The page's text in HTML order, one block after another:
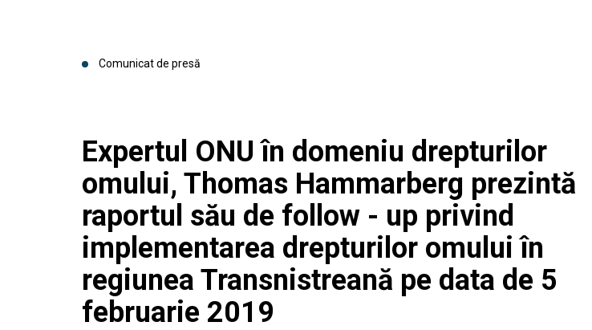
Comunicat de presă
Expertul ONU în domeniu drepturilor
omului, Thomas Hammarberg prezintă
raportul său de follow - up privind
implementarea drepturilor omului în
regiunea Transnistreană pe data de 5
februarie 2019